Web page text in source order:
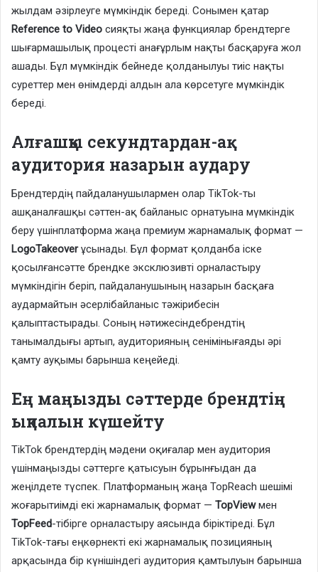
жылдам әзірлеуге мүмкіндік береді. Сонымен қатар
Reference to Video сияқты жаңа функциялар брендтерге
шығармашылық процесті анағұрлым нақты басқаруға жол
ашады. Бұл мүмкіндік бейнеде қолданылуы тиіс нақты
суреттер мен өнімдерді алдын ала көрсетуге мүмкіндік
береді.
Алғашқы секундтардан-ақ
аудитория назарын аудару
Брендтердің пайдаланушылармен олар TikTok-ты
ашқаналғашқы сәттен-ақ байланыс орнатуына мүмкіндік
беру үшінплатформа жаңа премиум жарнамалық формат —
LogoTakeoverұсынады. Бұл формат қолданба іске
қосылғансәтте брендке эксклюзивті орналастыру
мүмкіндігін беріп, пайдаланушының назарын басқаға
аудармайтын әсерлібайланыс тәжірибесін
қалыптастырады. Соның нәтижесіндебрендтің
танымалдығы артып, аудиторияның сенімінығаяды әрі
қамту ауқымы барынша кеңейеді.
Ең маңызды сәттерде брендтің
ықпалын күшейту
TikTok брендтердің мәдени оқиғалар мен аудитория
үшінмаңызды сәттерге қатысуын бұрынғыдан да
жеңілдете түспек. Платформаның жаңа TopReach шешімі
жоғарытиімді екі жарнамалық формат — TopViewмен
TopFeed-тібірге орналастыру аясында біріктіреді. Бұл
TikTok-тағы еңкөрнекті екі жарнамалық позицияның
арқасында бір күнішіндегі аудитория қамтылуын барынша